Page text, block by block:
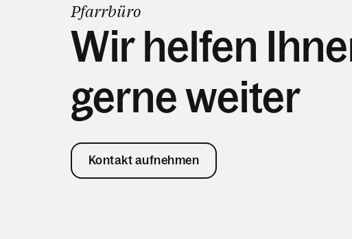
Pfarrbüro
Wir helfen
gerne weiter
Kontakt aufnehmen